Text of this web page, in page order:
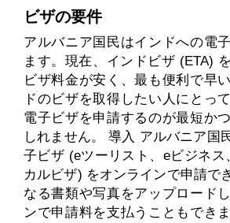
ビザの要件
アルバニア国民はインドへの電
ます。現在、インドビザ (ETA)
ビザ料金が安く、最も便利で早
ドのビザを取得したい人にとっ
電子ビザを申請するのが最短か
しれません。 導入 アルバニア国
子ビザ (eツーリスト、eビジネス
カルビザ) をオンラインで申請で
なる書類や写真をアップロード
ンで申請料を支払うこともでき